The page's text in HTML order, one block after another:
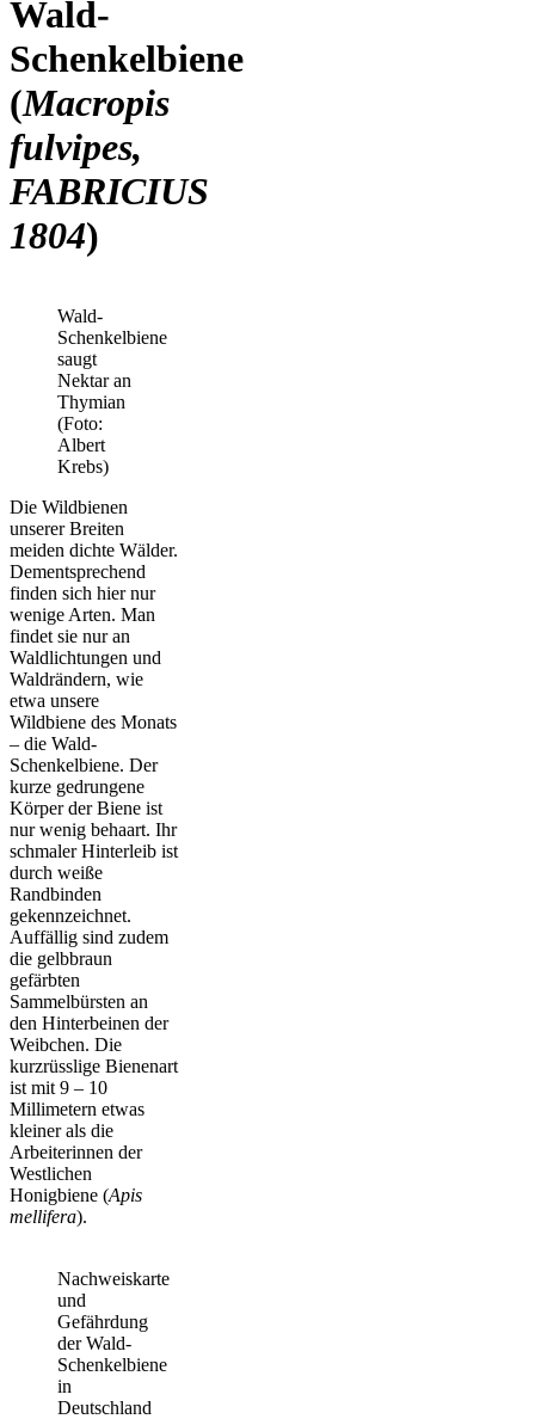
Wald-
Schenkelbiene
(Macropis
fulvipes,
FABRICIUS
1804)
Wald-
Schenkelbiene
saugt
Nektar an
Thymian
(Foto:
Albert
Krebs)
Die Wildbienen
unserer Breiten
meiden dichte Wälder.
Dementsprechend
finden sich hier nur
wenige Arten. Man
findet sie nur an
Waldlichtungen und
Waldrändern, wie
etwa unsere
Wildbiene des Monats
– die Wald-
Schenkelbiene. Der
kurze gedrungene
Körper der Biene ist
nur wenig behaart. Ihr
schmaler Hinterleib ist
durch weiße
Randbinden
gekennzeichnet.
Auffällig sind zudem
die gelbbraun
gefärbten
Sammelbürsten an
den Hinterbeinen der
Weibchen. Die
kurzrüsslige Bienenart
ist mit 9 – 10
Millimetern etwas
kleiner als die
Arbeiterinnen der
Westlichen
Honigbiene (Apis
mellifera).
Nachweiskarte
und
Gefährdung
der Wald-
Schenkelbiene
in
Deutschland